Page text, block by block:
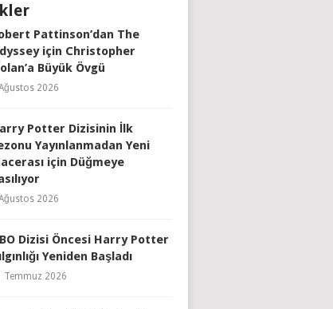
Pattinson’dan The
için Christopher
Büyük Övgü
2026
Potter Dizisinin İlk
Yayınlanmadan Yeni
için Düğmeye
2026
Dizisi Öncesi Harry Potter
Yeniden Başladı
Temmuz 2026